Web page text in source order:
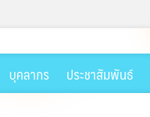
บุคลากร ประชาสัมพันธ์